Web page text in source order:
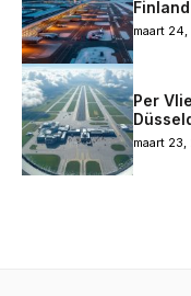
Finland
maart
Per
maart